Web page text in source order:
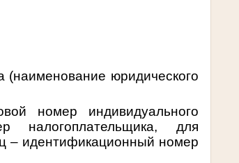
(наименование юридического
номер индивидуального
налогоплательщика, для
– идентификационный номер